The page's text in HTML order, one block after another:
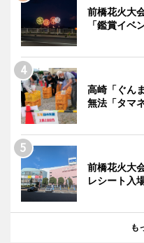
前橋花火大
「鑑賞イベ
高崎「ぐん
無法「タマ
前橋花火大
レシート入
も